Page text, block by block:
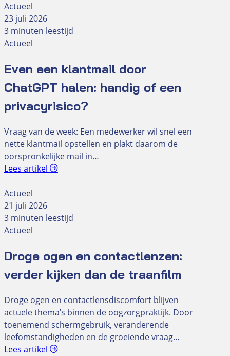
Actueel
23 juli 2026
3 minuten leestijd
Actueel
Even een klantmail door
ChatGPT halen: handig of een
privacyrisico?
Vraag van de week: Een medewerker wil snel een
nette klantmail opstellen en plakt daarom de
oorspronkelijke mail in…
Lees artikel
Actueel
21 juli 2026
3 minuten leestijd
Actueel
Droge ogen en contactlenzen:
verder kijken dan de traanfilm
Droge ogen en contactlensdiscomfort blijven
actuele thema’s binnen de oogzorgpraktijk. Door
toenemend schermgebruik, veranderende
leefomstandigheden en de groeiende vraag…
Lees artikel